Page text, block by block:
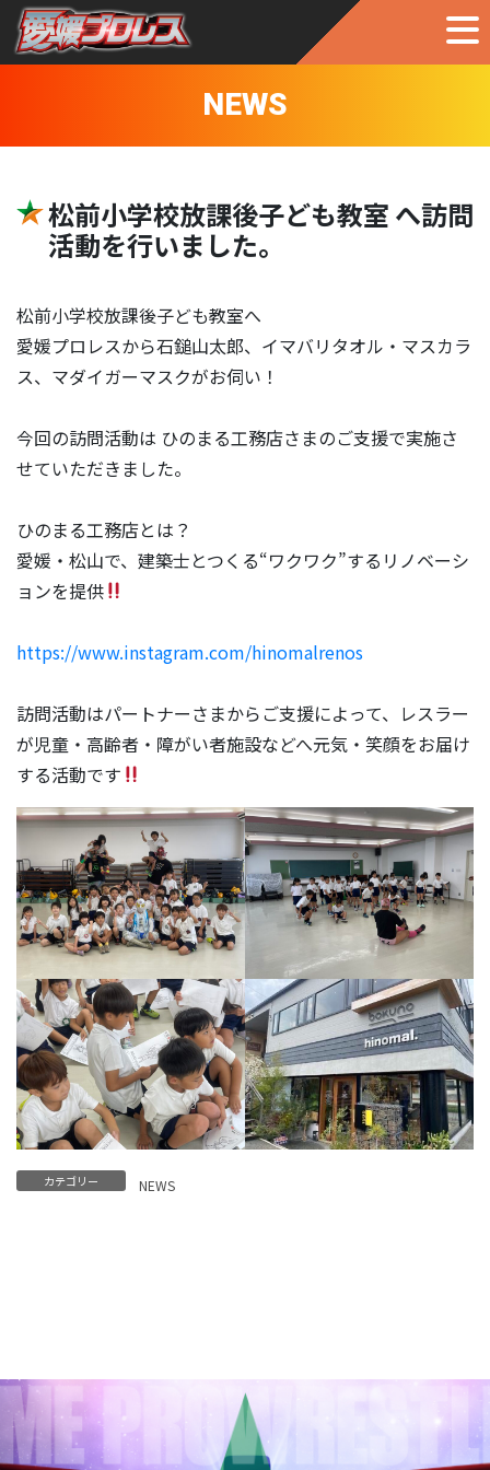
NEWS
松前小学校放課後子ども教室 へ訪問
活動を行いました。
松前小学校放課後子ども教室へ
愛媛プロレスから石鎚山太郎、イマバリタオル・マスカラ
ス、マダイガーマスクがお伺い！
今回の訪問活動は ひのまる工務店さまのご支援で実施さ
せていただきました。
ひのまる工務店とは？
愛媛・松山で、建築士とつくる“ワクワク”するリノベーシ
ョンを提供
https://www.instagram.com/hinomalrenos
訪問活動はパートナーさまからご支援によって、レスラー
が児童・高齢者・障がい者施設などへ元気・笑顔をお届け
する活動です
カテゴリー NEWS